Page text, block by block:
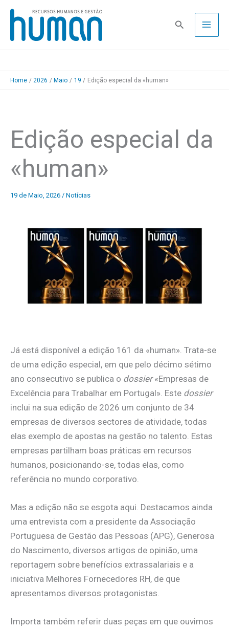
Skip
content
Pesquisa
Home 2026 Maio 19 Edição especial da «human»
Edição especial da
«human»
19 de Maio, 2026 / Notícias
Já está disponível a edição 161 da «human». Trata-se
de uma edição especial, em que pelo décimo sétimo
ano consecutivo se publica o dossier«Empresas de
Excelência para Trabalhar em Portugal». Este dossier
inclui na sua edição de 2026 um conjunto de 34
empresas de diversos sectores de atividade, todas
elas exemplo de apostas na gestão no talento. Estas
empresas partilham boas práticas em recursos
humanos, posicionando-se, todas elas, como
referência no mundo corporativo.
Mas a edição não se esgota aqui. Destacamos ainda
uma entrevista com a presidente da Associação
Portuguesa de Gestão das Pessoas (APG), Generosa
do Nascimento, diversos artigos de opinião, uma
reportagem sobre benefícios extrassalariais e a
iniciativa Melhores Fornecedores RH, de que
apresentamos diversos protagonistas.
Importa também referir duas peças em que ouvimos